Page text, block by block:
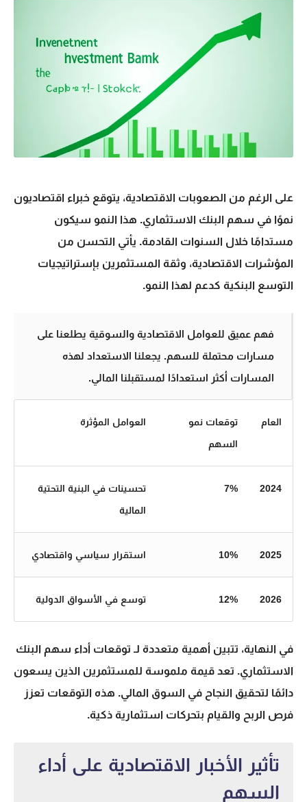
على الرغم من الصعوبات الاقتصادية، يتوقع خبراء اقتصاديون
نموًا في سهم البنك الاستثماري. هذا النمو سيكون
مستدامًا خلال السنوات القادمة. يأتي التحسن من
المؤشرات الاقتصادية، وثقة المستثمرين بإستراتيجيات
التوسع البنكية كدعم لهذا النمو.
فهم عميق للعوامل الاقتصادية والسوقية يطلعنا على
مسارات محتملة للسهم. يجعلنا الاستعداد لهذه
المسارات أكثر استعدادًا لمستقبلنا المالي.
العام
توقعات نمو
السهم
العوامل المؤثرة
2024
7%
تحسينات في البنية التحتية
المالية
2025
10% استقرار سياسي واقتصادي
2026
12% توسع في الأسواق الدولية
في النهاية، تتبين أهمية متعددة لـ توقعات أداء سهم البنك
الاستثماري. تعد قيمة ملموسة للمستثمرين الذين يسعون
دائمًا لتحقيق النجاح في السوق المالي. هذه التوقعات تعزز
فرص الربح والقيام بتحركات استثمارية ذكية.
تأثير الأخبار الاقتصادية على أداء
السهم